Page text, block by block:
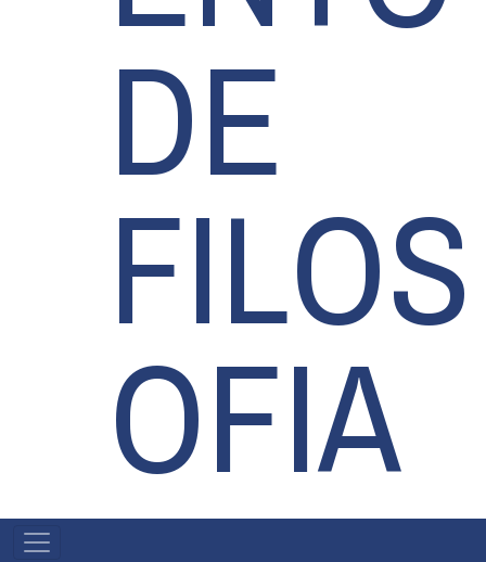
DE
FILOS
OFIA
#MENU